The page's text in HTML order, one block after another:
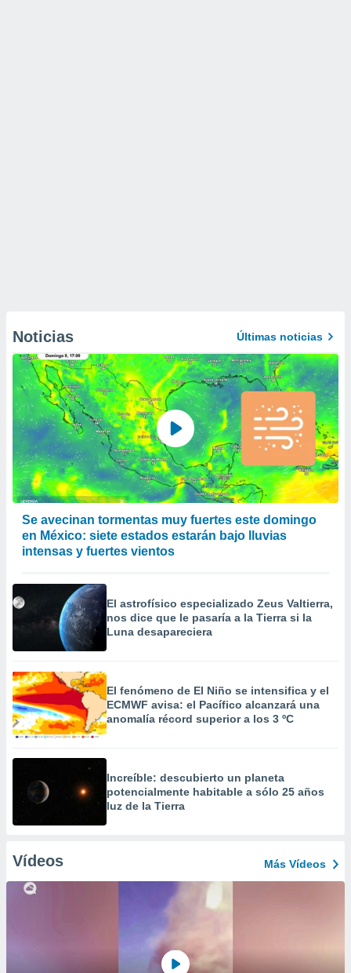
Noticias Últimas noticias
Se avecinan tormentas muy fuertes este domingo
en México: siete estados estarán bajo lluvias
intensas y fuertes vientos
El astrofísico especializado Zeus Valtierra,
nos dice que le pasaría a la Tierra si la
Luna desapareciera
El fenómeno de El Niño se intensifica y el
ECMWF avisa: el Pacífico alcanzará una
anomalía récord superior a los 3 ºC
Increíble: descubierto un planeta
potencialmente habitable a sólo 25 años
luz de la Tierra
Vídeos Más Vídeos